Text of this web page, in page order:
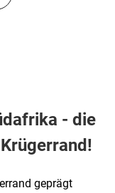
- die
geprägt